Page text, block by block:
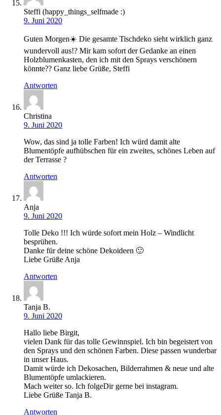
Steffi (happy_things_selfmade :)
9. Juni 2020
Guten Morgen☀️ Die gesamte Tischdeko sieht wirklich ganz
wundervoll aus!? Mir kam sofort der Gedanke an einen
Holzblumenkasten, den ich mit den Sprays verschönern
könnte?? Ganz liebe Grüße, Steffi
Antworten
Christina
9. Juni 2020
Wow, das sind ja tolle Farben! Ich würd damit alte
Blumentöpfe aufhübschen für ein zweites, schönes Leben auf
der Terrasse ?
Antworten
Anja
9. Juni 2020
Tolle Deko !!! Ich würde sofort mein Holz – Windlicht
besprühen.
Danke für deine schöne Dekoideen 🙂
Liebe Grüße Anja
Antworten
Tanja B.
9. Juni 2020
Hallo liebe Birgit,
vielen Dank für das tolle Gewinnspiel. Ich bin begeistert von
den Sprays und den schönen Farben. Diese passen wunderbar
in unser Haus.
Damit würde ich Dekosachen, Bilderrahmen & neue und alte
Blumentöpfe umlackieren.
Mach weiter so. Ich folgeDir gerne bei instagram.
Liebe Grüße Tanja B.
Antworten